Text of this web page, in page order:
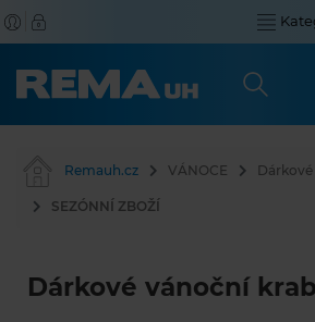
Remauh.cz VÁNOCE
SEZÓNNÍ ZBOŽÍ
Dárkové vánoční